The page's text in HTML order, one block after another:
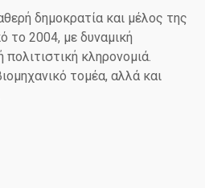
δημοκρατία και μέλος της
το 2004, με δυναμική
πολιτιστική κληρονομιά.
τομέα, αλλά και